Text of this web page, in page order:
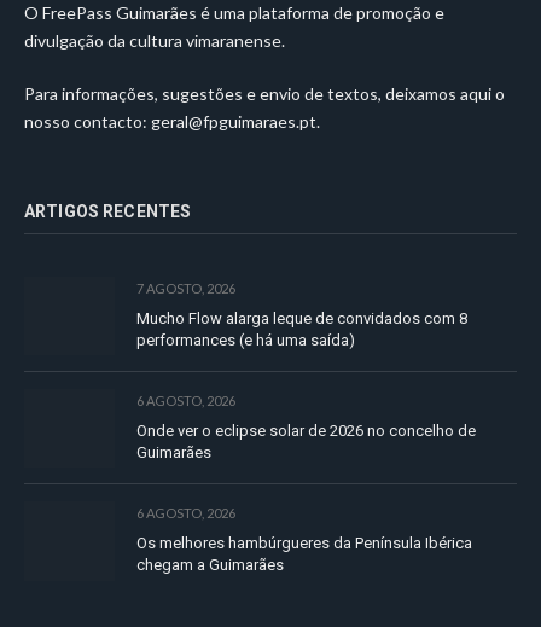
O FreePass Guimarães é uma plataforma de promoção e
divulgação da cultura vimaranense.
Para informações, sugestões e envio de textos, deixamos aqui o
nosso contacto: geral@fpguimaraes.pt.
ARTIGOS RECENTES
7 AGOSTO, 2026
Mucho Flow alarga leque de convidados com 8
performances (e há uma saída)
6 AGOSTO, 2026
Onde ver o eclipse solar de 2026 no concelho de
Guimarães
6 AGOSTO, 2026
Os melhores hambúrgueres da Península Ibérica
chegam a Guimarães